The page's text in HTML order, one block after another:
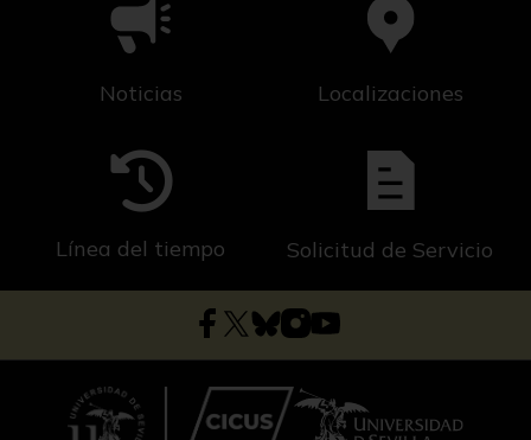
Noticias Localizaciones
Línea del tiempo Solicitud de Servicio